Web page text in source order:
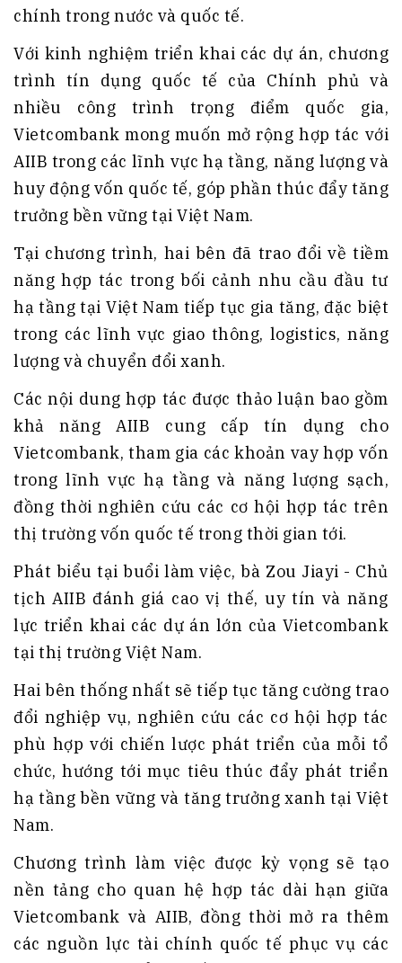
chính trong nước và quốc tế.
Với kinh nghiệm triển khai các dự án, chương
trình tín dụng quốc tế của Chính phủ và
nhiều công trình trọng điểm quốc gia,
Vietcombank mong muốn mở rộng hợp tác với
AIIB trong các lĩnh vực hạ tầng, năng lượng và
huy động vốn quốc tế, góp phần thúc đẩy tăng
trưởng bền vững tại Việt Nam.
Tại chương trình, hai bên đã trao đổi về tiềm
năng hợp tác trong bối cảnh nhu cầu đầu tư
hạ tầng tại Việt Nam tiếp tục gia tăng, đặc biệt
trong các lĩnh vực giao thông, logistics, năng
lượng và chuyển đổi xanh.
Các nội dung hợp tác được thảo luận bao gồm
khả năng AIIB cung cấp tín dụng cho
Vietcombank, tham gia các khoản vay hợp vốn
trong lĩnh vực hạ tầng và năng lượng sạch,
đồng thời nghiên cứu các cơ hội hợp tác trên
thị trường vốn quốc tế trong thời gian tới.
Phát biểu tại buổi làm việc, bà Zou Jiayi - Chủ
tịch AIIB đánh giá cao vị thế, uy tín và năng
lực triển khai các dự án lớn của Vietcombank
tại thị trường Việt Nam.
Hai bên thống nhất sẽ tiếp tục tăng cường trao
đổi nghiệp vụ, nghiên cứu các cơ hội hợp tác
phù hợp với chiến lược phát triển của mỗi tổ
chức, hướng tới mục tiêu thúc đẩy phát triển
hạ tầng bền vững và tăng trưởng xanh tại Việt
Nam.
Chương trình làm việc được kỳ vọng sẽ tạo
nền tảng cho quan hệ hợp tác dài hạn giữa
Vietcombank và AIIB, đồng thời mở ra thêm
các nguồn lực tài chính quốc tế phục vụ các